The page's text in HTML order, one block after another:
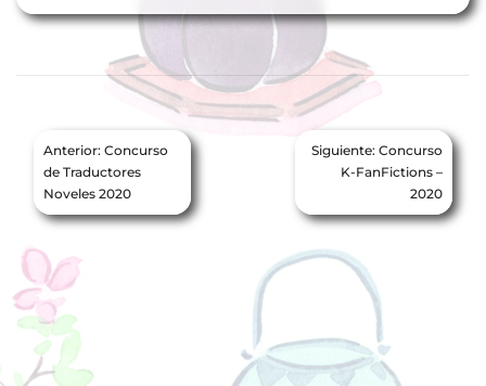
Navegación
de
entradas
Anterior: Concurso
de Traductores
Noveles 2020
Siguiente: Concurso
K-FanFictions –
2020